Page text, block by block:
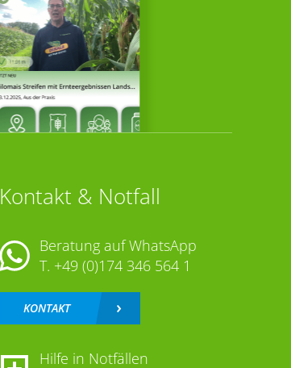
Kontakt & Notfall
Beratung auf WhatsApp
T. +49 (0)174 346 564 1
KONTAKT
Hilfe in Notfällen